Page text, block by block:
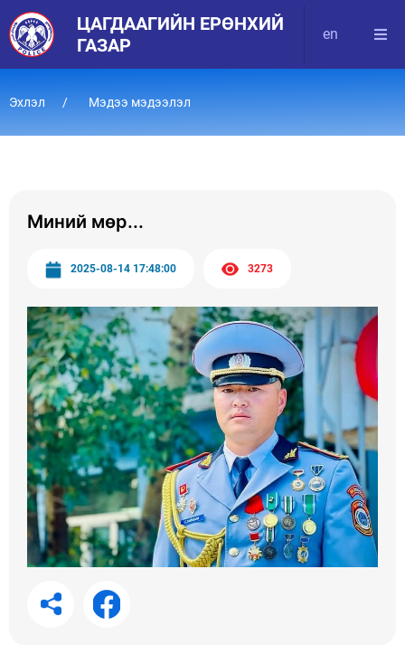
ЦАГДААГИЙН ЕРӨНХИЙ
ГАЗАР
en
Эхлэл Мэдээ мэдээлэл
Миний мөр...
2025-08-14 17:48:00 3273